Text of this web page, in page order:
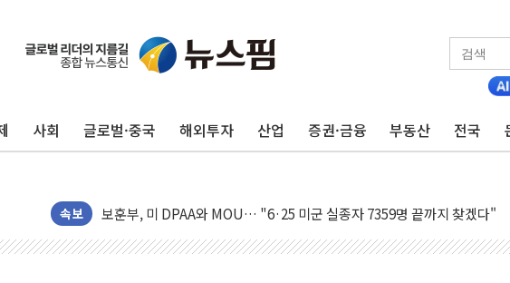
사회 글로벌·중국 해외투자 산업 증권·금융 부동산 전국
속보
[AI MY 뉴스] 뉴욕 반도체주 프리뷰...美 고용 쇼크에 반도체주 '활짝'
뉴욕증시 프리뷰, 美 고용 쇼크에 금리 인상 우려 후퇴…나스닥 선물 1%
[사진] 이슬람 수니파 3개국, 공동방위협정 체결
뉴욕증시 개장 전 특징주...아틀라시안·클라우드플레어·태양광주↑ VS
트럼프 "금리 내려야"…파월 때와 달리 워시엔 톤 낮춰
특정 정치인 측근 포항시 정책특보 내정설...포항시 '시끌'